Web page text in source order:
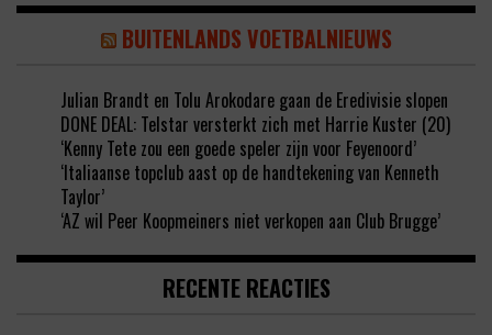
BUITENLANDS VOETBALNIEUWS
Julian Brandt en Tolu Arokodare gaan de Eredivisie slopen
DONE DEAL: Telstar versterkt zich met Harrie Kuster (20)
‘Kenny Tete zou een goede speler zijn voor Feyenoord’
‘Italiaanse topclub aast op de handtekening van Kenneth
Taylor’
‘AZ wil Peer Koopmeiners niet verkopen aan Club Brugge’
RECENTE REACTIES